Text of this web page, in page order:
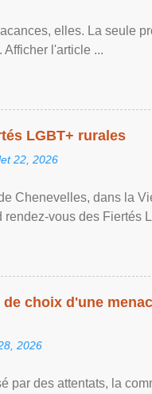
elles. La seule
Afficher l'article ...
LGBT+ rurales
22, 2026
Chenevelles, dans la
vous des Fiertés
choix d'une
2026
par des attentats, la